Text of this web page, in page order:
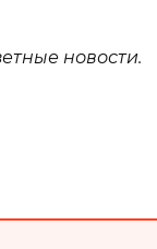
новости.